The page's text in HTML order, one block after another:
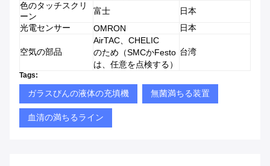
色のタッチスクリ
ーン
富士
日本
光電センサー
OMRON 日本
空気の部品
AirTAC、CHELIC
のため（SMCかFesto
は、任意を点検する）
台湾
Tags:
ガラスびんの液体の充填機 無菌満ちる装置
血清の満ちるライン